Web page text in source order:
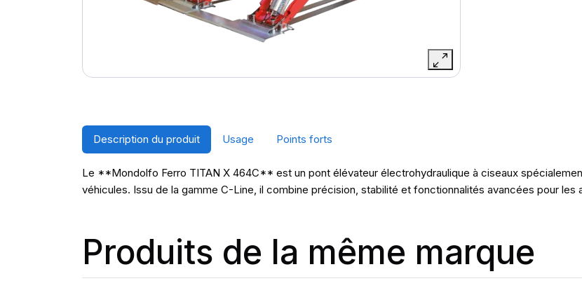
Description du produit Usage Points forts
Le **Mondolfo Ferro TITAN X 464C** est un pont élévateur électrohydraulique à ciseaux
véhicules. Issu de la gamme C-Line, il combine précision, stabilité et fonctionnalités avancées pour les
Produits de la même marque